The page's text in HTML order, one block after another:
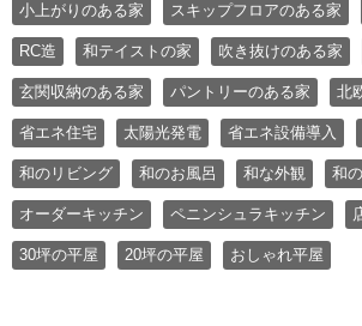
小上がりのある家 スキップフロアのある家
RC造 和テイストの家 吹き抜けのある家
玄関収納のある家 パントリーのある家 北
省エネ住宅 太陽光発電 省エネ設備導入
和のリビング 和のお風呂 和な外観 和
オーダーキッチン ペニンシュラキッチン
30坪の平屋 20坪の平屋 おしゃれ平屋